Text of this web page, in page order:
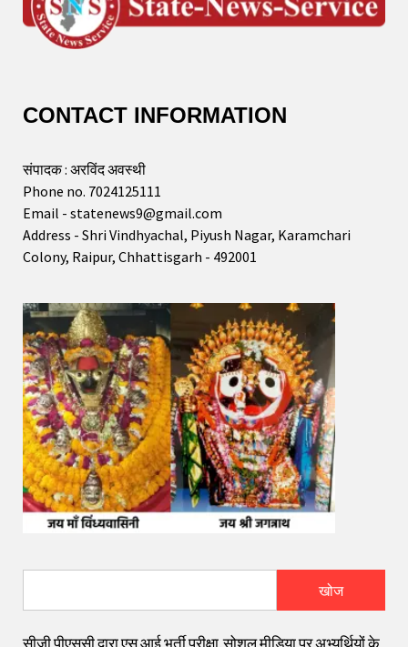
CONTACT INFORMATION
संपादक : अरविंद अवस्थी
Phone no. 7024125111
Email - statenews9@gmail.com
Address - Shri Vindhyachal, Piyush Nagar, Karamchari
Colony, Raipur, Chhattisgarh - 492001
खोज